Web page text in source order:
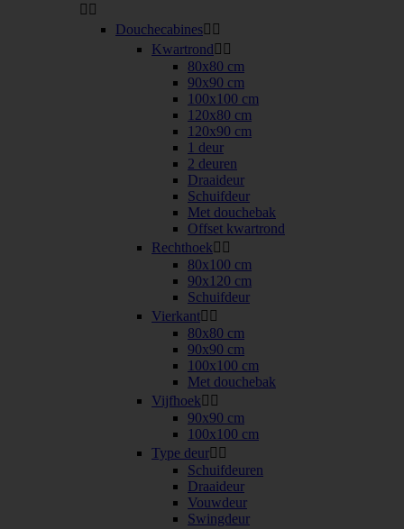
 
Douchecabines 
Kwartrond 
80x80 cm
90x90 cm
100x100 cm
120x80 cm
120x90 cm
1 deur
2 deuren
Draaideur
Schuifdeur
Met douchebak
Offset kwartrond
Rechthoek 
80x100 cm
90x120 cm
Schuifdeur
Vierkant 
80x80 cm
90x90 cm
100x100 cm
Met douchebak
Vijfhoek 
90x90 cm
100x100 cm
Type deur 
Schuifdeuren
Draaideur
Vouwdeur
Swingdeur